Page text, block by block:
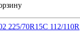
225/70R15C 112/110R